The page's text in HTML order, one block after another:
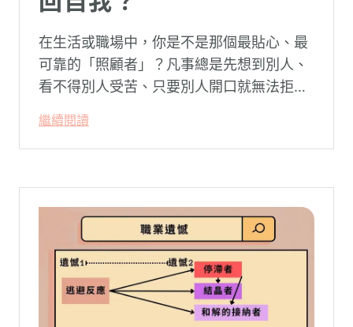
在生活或職場中，你是不是那個最貼心、最
可靠的「照顧者」？凡事總是先想到別人、
看不得別人受苦、只要別人開口就無法拒
常在夜深人靜時讓你感到莫名的心累與空
虛。
繼續閱讀